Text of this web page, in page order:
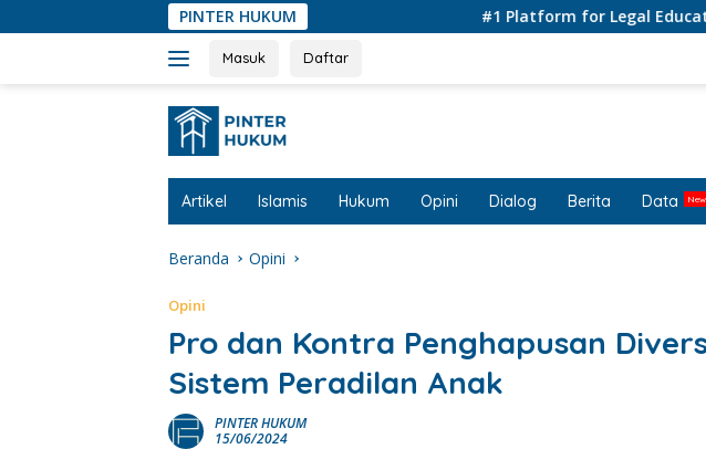
ke
PINTER HUKUM #1 Platform for Legal Education
Masuk Daftar
Artikel Islamis Hukum Opini Dialog Berita Data
Beranda Opini
Opini
Pro dan Kontra Penghapusan
Sistem Peradilan Anak
PINTER HUKUM
15/06/2024